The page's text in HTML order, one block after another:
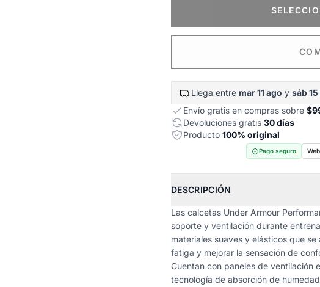
Llega entre mar 11 ago y sáb
Envío gratis en compras sobre
Devoluciones gratis 30 días
Producto 100% original
Pago seguro
DESCRIPCIÓN
Las calcetas Under Armour
soporte y ventilación durante
materiales suaves y elásticos que
fatiga y mejorar la sensación de
Cuentan con paneles de ventilación
tecnología de absorción de